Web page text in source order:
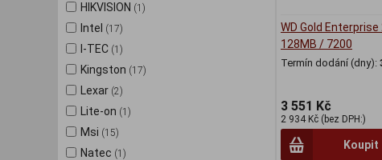
HIKVISION (1)
Intel (17)
I-TEC (1)
Kingston (17)
Lexar (2)
Lite-on (1)
Msi (15)
Natec (1)
WD Gold Enterprise
128MB / 7200
Termín dodání (dny):
3 551 Kč
2 934 Kč (bez DPH:)
Koupit